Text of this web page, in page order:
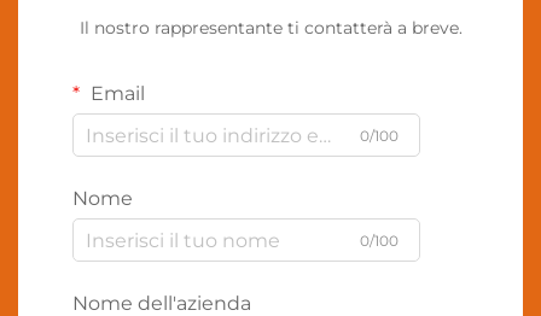
Il nostro rappresentante ti contatterà a breve.
Email
0/100
Nome
0/100
Nome dell'azienda